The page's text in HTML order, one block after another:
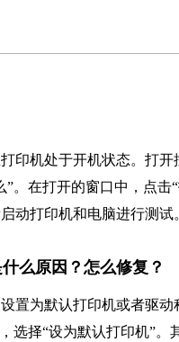
印机处于开机状态。打
。在打开的窗口中，点击
动打印机和电脑进行测试
么原因？怎么修复？
置为默认打印机或者驱
选择“设为默认打印机”